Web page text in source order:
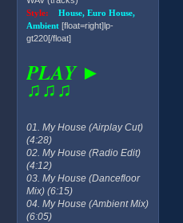
Style:House, Euro House,
Ambient[float=right]lp-
gt220[/float]
PLAY ►
♫♫♫
01. My House (Airplay Cut)
(4:28)
02. My House (Radio Edit)
(4:12)
03. My House (Dancefloor
Mix) (6:15)
04. My House (Ambient Mix)
(6:05)